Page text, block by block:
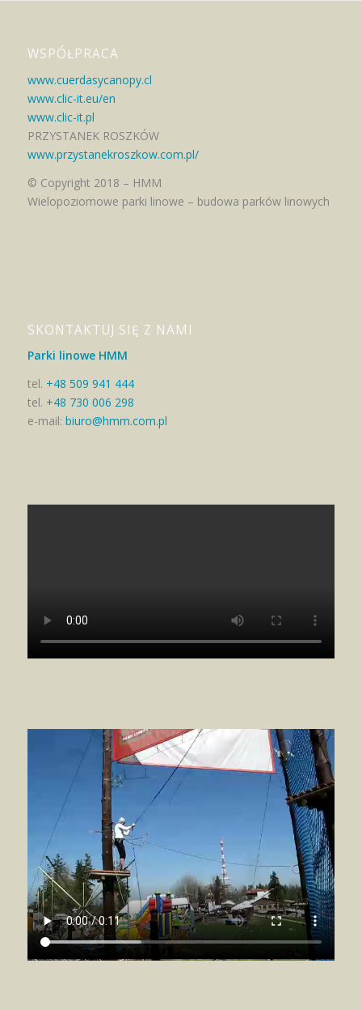
WSPÓŁPRACA
www.cuerdasycanopy.cl
www.clic-it.eu/en
www.clic-it.pl
PRZYSTANEK ROSZKÓW
www.przystanekroszkow.com.pl/
© Copyright 2018 – HMM
Wielopoziomowe parki linowe – budowa parków linowych
SKONTAKTUJ SIĘ Z NAMI
Parki linowe HMM
tel. +48 509 941 444
tel. +48 730 006 298
e-mail: biuro@hmm.com.pl